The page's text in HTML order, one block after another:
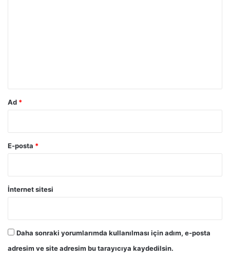
Ad *
E-posta *
İnternet sitesi
Daha sonraki yorumlarımda kullanılması için adım, e-posta
adresim ve site adresim bu tarayıcıya kaydedilsin.